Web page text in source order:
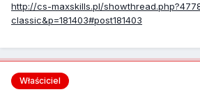
http://cs-maxskills.pl/
classic&p=181403#post181403
Właściciel